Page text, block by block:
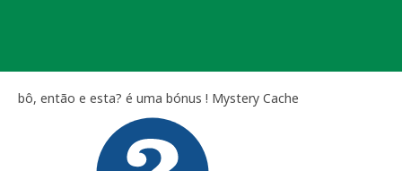
bô, então e esta? é uma bónus ! Mystery Cache